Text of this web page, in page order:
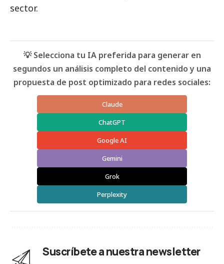
sector.
💡 Selecciona tu IA preferida para generar en
segundos un análisis completo del contenido y una
propuesta de post optimizado para redes sociales:
Claude
ChatGPT
Google AI
Gemini
Grok
Perplexity
Suscríbete a nuestra newsletter